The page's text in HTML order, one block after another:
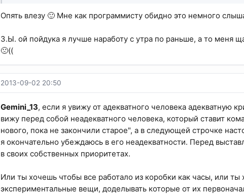
Опять влезу 🙂 Мне как программисту обидно это немного
З.Ы. ой пойдука я лучше наработу с утра по раньше, а то меня
🙁((
2013-09-02 20:50
Gemini_13, если я увижу от адекватного человека адекватную
вижу перед собой неадекватного человека, который ставит
нового, пока не закончили старое", а в следующей строчке
я окончательно убеждаюсь в его неадекватности. Перед
в своих собственных приоритетах.
Или ты хочешь чтобы все работало из коробки как часы, или
экспериментальные вещи, доделывать которые от их